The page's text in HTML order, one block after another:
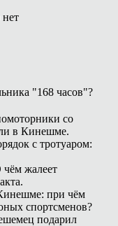
"168 часов"?
со
в Кинешме.
с тротуаром:
жалеет
при чём
спортсменов?
подарил